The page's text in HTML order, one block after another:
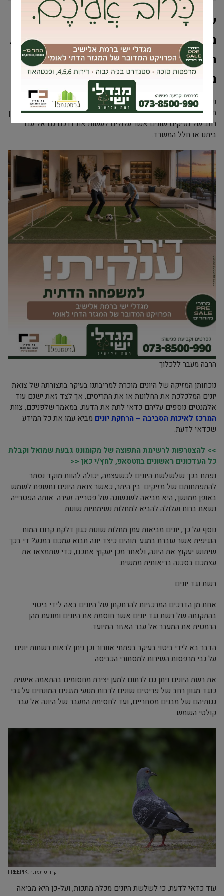
על אף שציוצי היונים יכולים להזכיר לנו את
נוכחותו של הטבע גם בעיר הגדולה, הרי שבעלות
הכנף המוכרות לכולנו, גם מביאות עמן איום
נסתר על בריאותנו.
נכון יהיה לומר כי היונה איננה דומה לבעל חיים אימתני, היא גם לא
חושקת לטרוף איש, אולם היא נושאת על גבה (ובמיוחד בנוצותיה) מגוון
רחב של מזיקים שונים אשר עלולים לעשות את דרכם גם אל עבר
ביתנו או חלל המשרד.
הרבה מעבר ללכלוך
נוכחותן המזיקה של היונים מוכרת למריבתנו בעיקר בתצורתה של צואת
יונים המלכלכת את החלונות או את התריסים, אך לצד זאת ישנם עוד
אלמנטים נוספים עליהם כדאי לתת את הדעת. במאמר שלפניכם, צוות
המרכז לאיכות הסביבה – הרחקת יונים מביא עמו את כל המידע
שכדאי לדעת.
>> להצטרפות לרשימת התפוצה של מקומונט גבעת שמואל וקבלת
כל העדכונים ראשונים בווטסאפ, לחץ/י כאן <<
נפתח בכך שלשלשת היונים לכשעצמה, יכולה להוות מוקד נסתר
להתפתחותם של מזיקים. בין היתר, כאשר צואת היונים נחשפת לשמש
באופן ממושך, היא מביאה לשגשוגה של פטרייה זעירה. אותה הפטרייה
נשאת ברוח ועלולה להביא למחלות נשימתיות שונות.
נוסף על כך, יונים מביאות עמן מחלות שונות כגון דלקת קרום המוח
הנגיפית אשר עוברת במגע. תוהים כיצד יונה תבוא עמכם במגע? די בכך
שיתוש יעקוץ את היונה, ולאחר מכן יעקוץ אתכם, כדי שתמצאו את
עצמכם בסכנה בריאותית ממשית.
רשת נגד יונים
אחת מן הדרכים המרכזיות להרחקתן של היונים באה לידי ביטוי
בהתקנתה של רשת נגד יונים אשר חוסמת את היונים ומונעת מהן
הרמטית את המעבר אל עבר האזור המיועד.
הדבר בא לידי ביטוי בעיקר בפתחי אוורור וכן ניתן לראות רשתות יונים
על גבי מרפסות השירות למסתורי הכביסה.
את רשת היונים ניתן גם לרתום למען יצירת מחסומים בהתאמה אישית
כנגד מגוון רחב של פריטים שונים לרבות מנועי מזגנים המונחים על גבי
גגותיהם של מבנים מסחריים, ועד לחסימת המעבר של היונה אל עבר
קולטי השמש.
קרדיט תמונה: FREEPIK
עוד כדאי לדעת, כי לשלשת היונים מכלה מתכות, ועל-כן היא מביאה